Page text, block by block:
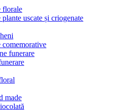
florale
uscate și criogenate
comemorative
funerare
made